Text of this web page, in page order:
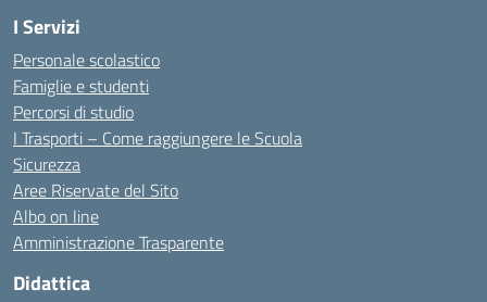
I Servizi
Personale scolastico
Famiglie e studenti
Percorsi di studio
I Trasporti – Come raggiungere le Scuola
Sicurezza
Aree Riservate del Sito
Albo on line
Amministrazione Trasparente
Didattica